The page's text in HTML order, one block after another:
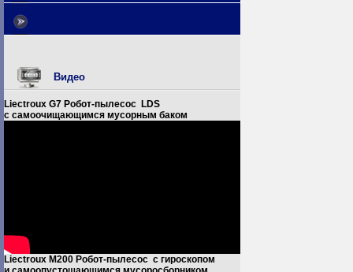
Видео
Liectroux G7 Робот-пылесос LDS
с самоочищающимся мусорным баком
Liectroux M200 Робот-пылесос с гироскопом